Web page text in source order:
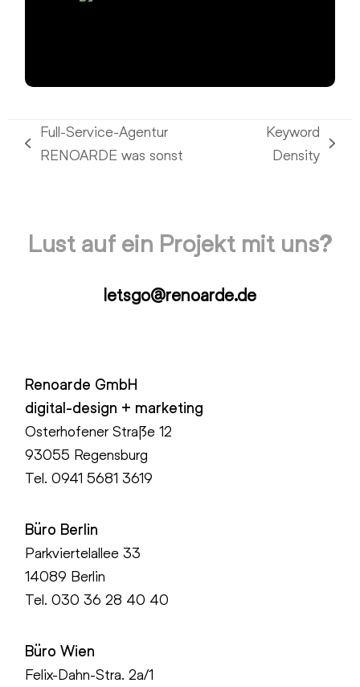
vorheriger
Full-Service-Agentur
RENOARDE was sonst
Nächster
Keyword
Density
Lust auf ein Projekt mit uns?
letsgo@renoarde.de
Renoarde GmbH
digital-design + marketing
Osterhofener Straße 12
93055 Regensburg
Tel.0941 5681 3619
Büro Berlin
Parkviertelallee 33
14089 Berlin
Tel.030 36 28 40 40
Büro Wien
Felix-Dahn-Stra. 2a/1